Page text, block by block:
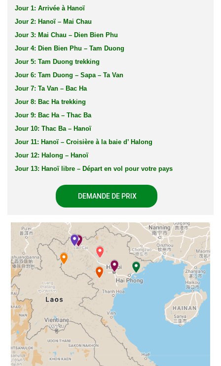
Jour 1: Arrivée à Hanoï
Jour 2: Hanoï – Mai Chau
Jour 3: Mai Chau – Dien Bien Phu
Jour 4: Dien Bien Phu – Tam Duong
Jour 5: Tam Duong trekking
Jour 6: Tam Duong – Sapa – Ta Van
Jour 7: Ta Van – Bac Ha
Jour 8: Bac Ha trekking
Jour 9: Bac Ha – Thac Ba
Jour 10: Thac Ba – Hanoï
Jour 11: Hanoï – Croisière à la baie d’ Halong
Jour 12: Halong – Hanoï
Jour 13: Hanoï libre – Départ en vol pour votre pays
DEMANDE DE PRIX